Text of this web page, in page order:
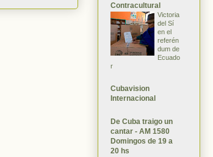
Contracultural
Victoria
del Sí
en el
referén
dum de
Ecuado
r
Cubavision
Internacional
De Cuba traigo un
cantar - AM 1580
Domingos de 19 a
20 hs